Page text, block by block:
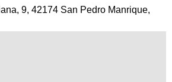
9, 42174 San Pedro Manrique,